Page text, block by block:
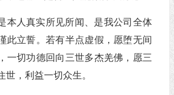
本人真实所见所闻、是我公司全体
此立誓。若有半点虚假，愿堕无间
一切功德回向三世多杰羌佛，愿三
世，利益一切众生。